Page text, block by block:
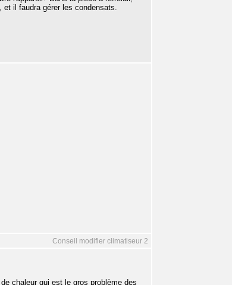
il faudra gérer les condensats.
Conseil modifier climatiseur 2
chaleur qui est le gros problème des